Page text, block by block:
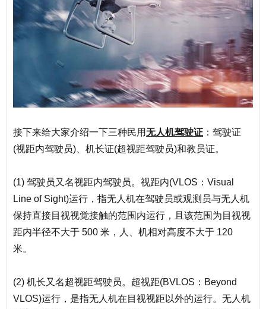
接下来给大家介绍一下三种民用无人机驾驶证 ：驾驶证
(视距内驾驶员)、机长证(超视距驾驶员)和教员证。
(1)驾驶员又名视距内驾驶员。视距内(VLOS：Visual
Line of Sight)运行，指无人机在驾驶员或观测员与无人机
保持直接目视视觉接触的范围内运行，且该范围为目视视
距内半径不大于 500 米，人、机相对高度不大于 120
米。
(2)机长又名超视距驾驶员。超视距(BVLOS：Beyond
VLOS)运行，是指无人机在目视视距以外的运行。无人机